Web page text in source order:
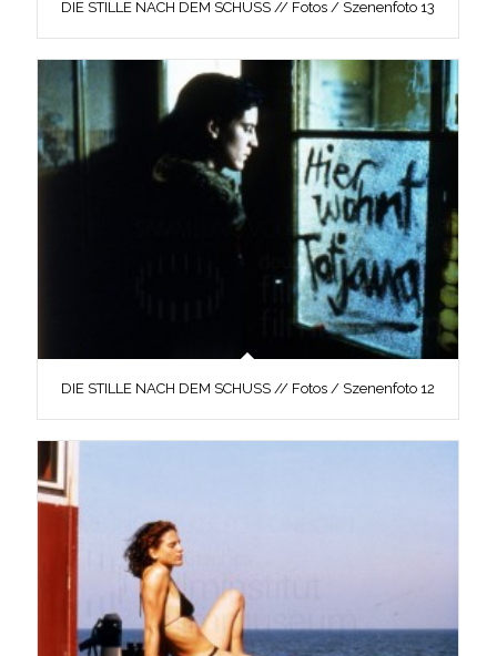
DIE STILLE NACH DEM SCHUSS // Fotos / Szenenfoto 13
DIE STILLE NACH DEM SCHUSS // Fotos / Szenenfoto 12